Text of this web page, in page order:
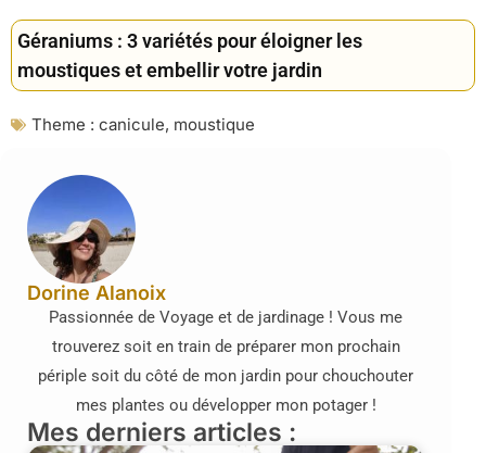
Géraniums : 3 variétés pour éloigner les
moustiques et embellir votre jardin
Theme : canicule, moustique
Dorine Alanoix
Passionnée de Voyage et de jardinage ! Vous me
trouverez soit en train de préparer mon prochain
périple soit du côté de mon jardin pour chouchouter
mes plantes ou développer mon potager !
Mes derniers articles :